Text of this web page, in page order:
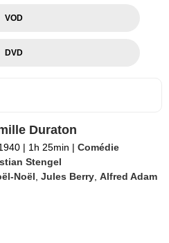
VOD
DVD
Duraton
| 1h 25min | Comédie
Stengel
Noël ,Jules Berry ,Alfred Adam